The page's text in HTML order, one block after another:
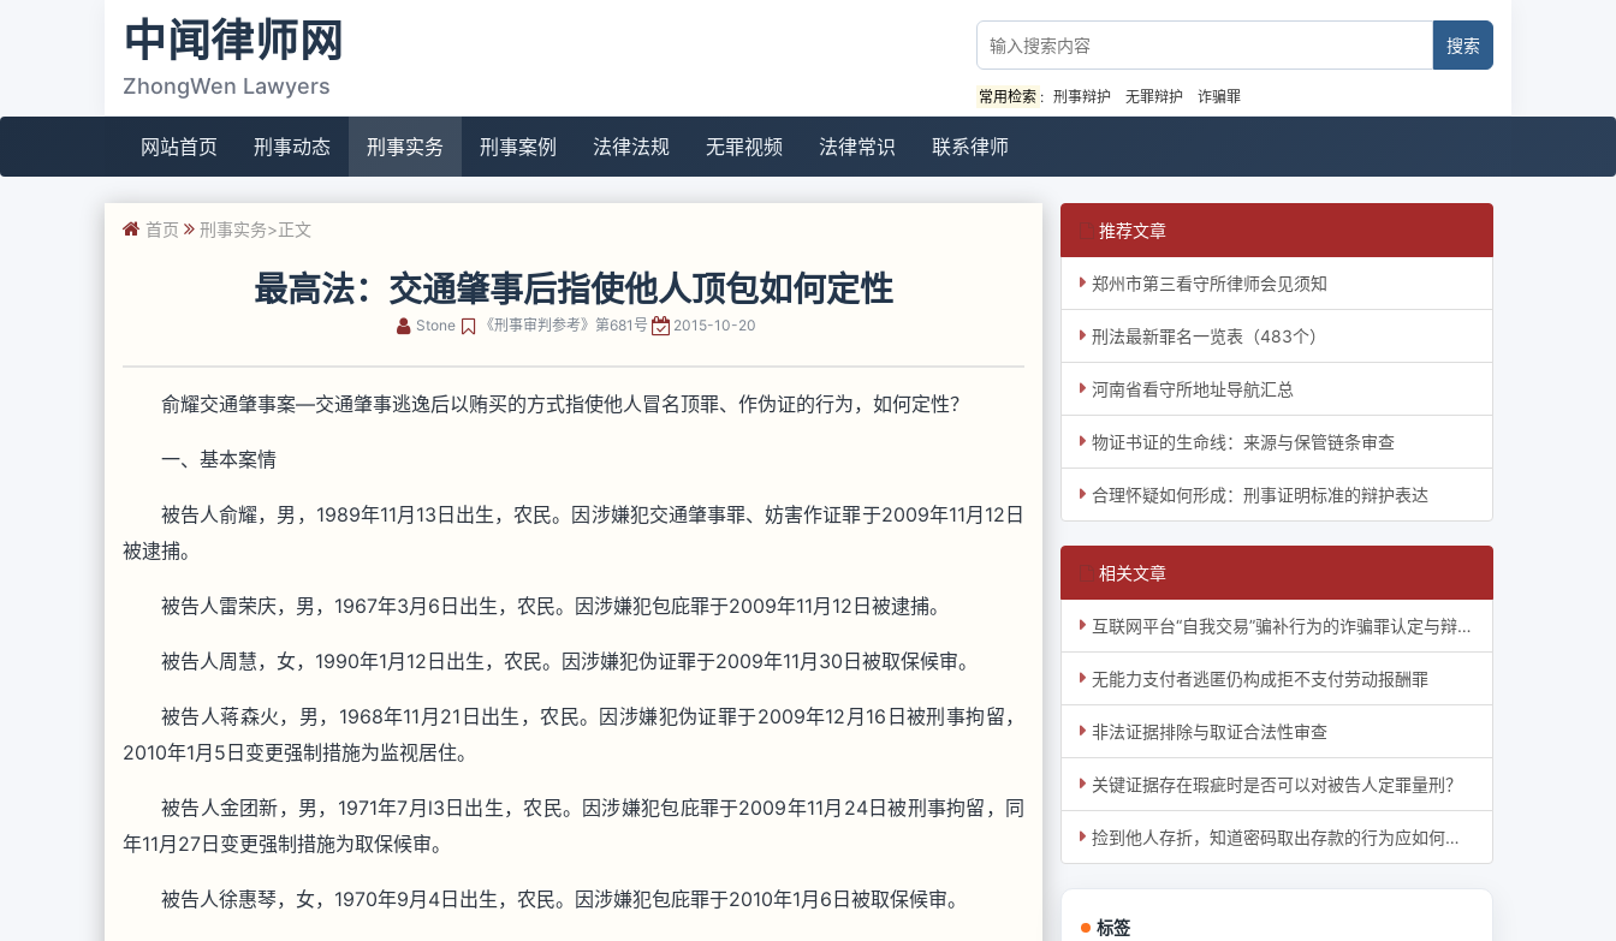
中闻律师网
ZhongWen Lawyers 常用检索 : 刑事辩护 无罪辩护 诈骗罪
网站首页 刑事动态 刑事实务 刑事案例 法律法规 无罪视频 法律常识 联系律师
首页 刑事实务>正文
最高法：交通肇事后指使他人顶包如何定性
Stone 《刑事审判参考》第681号 2015-10-20
俞耀交通肇事案—交通肇事逃逸后以贿买的方式指使他人冒名顶罪、作伪证的行为，如何定性？
一、基本案情
被告人俞耀，男，1989年11月13日出生，农民。因涉嫌犯交通肇事罪、妨害作证罪于2009年11月12日
被逮捕。
被告人雷荣庆，男，1967年3月6日出生，农民。因涉嫌犯包庇罪于2009年11月12日被逮捕。
被告人周慧，女，1990年1月12日出生，农民。因涉嫌犯伪证罪于2009年11月30日被取保候审。
被告人蒋森火，男，1968年11月21日出生，农民。因涉嫌犯伪证罪于2009年12月16日被刑事拘留，
2010年1月5日变更强制措施为监视居住。
被告人金团新，男，1971年7月l3日出生，农民。因涉嫌犯包庇罪于2009年11月24日被刑事拘留，同
年11月27日变更强制措施为取保候审。
被告人徐惠琴，女，1970年9月4日出生，农民。因涉嫌犯包庇罪于2010年1月6日被取保候审。
推荐文章
郑州市第三看守所律师会见须知
刑法最新罪名一览表（483个）
河南省看守所地址导航汇总
物证书证的生命线：来源与保管链条审查
合理怀疑如何形成：刑事证明标准的辩护表达
相关文章
互联网平台“自我交易”骗补行为的诈骗罪认定与辩护审查思路
无能力支付者逃匿仍构成拒不支付劳动报酬罪
非法证据排除与取证合法性审查
关键证据存在瑕疵时是否可以对被告人定罪量刑？
捡到他人存折，知道密码取出存款的行为应如何定性
标签